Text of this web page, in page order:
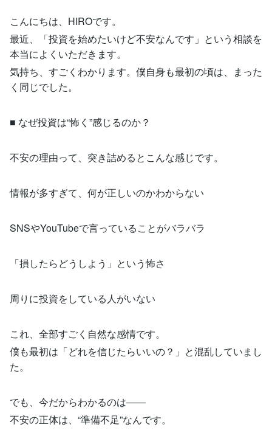
こんにちは、HIROです。
最近、「投資を始めたいけど不安なんです」という相談を
本当によくいただきます。
気持ち、すごくわかります。僕自身も最初の頃は、まった
く同じでした。
■ なぜ投資は“怖く”感じるのか？
不安の理由って、突き詰めるとこんな感じです。
情報が多すぎて、何が正しいのかわからない
SNSやYouTubeで言っていることがバラバラ
「損したらどうしよう」という怖さ
周りに投資をしている人がいない
これ、全部すごく自然な感情です。
僕も最初は「どれを信じたらいいの？」と混乱していまし
た。
でも、今だからわかるのは――
不安の正体は、“準備不足”なんです。